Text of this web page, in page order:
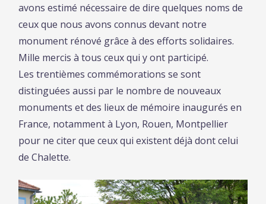
avons estimé nécessaire de dire quelques noms de
ceux que nous avons connus devant notre
monument rénové grâce à des efforts solidaires.
Mille mercis à tous ceux qui y ont participé.
Les trentièmes commémorations se sont
distinguées aussi par le nombre de nouveaux
monuments et des lieux de mémoire inaugurés en
France, notamment à Lyon, Rouen, Montpellier
pour ne citer que ceux qui existent déjà dont celui
de Chalette.